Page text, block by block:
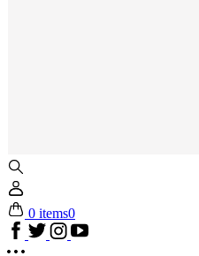
0 items0